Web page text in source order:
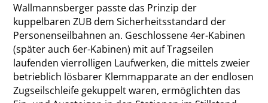
Wallmannsberger passte das Prinzip der
kuppelbaren ZUB dem Sicherheitsstandard der
Personenseilbahnen an. Geschlossene 4er-Kabinen
(später auch 6er-Kabinen) mit auf Tragseilen
laufenden vierrolligen Laufwerken, die mittels zweier
betrieblich lösbarer Klemmapparate an der endlosen
Zugseilschleife gekuppelt waren, ermöglichten das